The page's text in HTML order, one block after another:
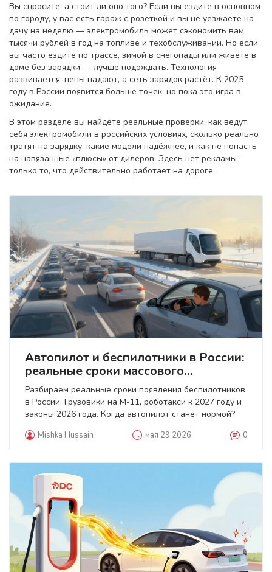
Вы спросите: а стоит ли оно того? Если вы ездите в основном
по городу, у вас есть гараж с розеткой и вы не уезжаете на
дачу на неделю — электромобиль может сэкономить вам
тысячи рублей в год на топливе и техобслуживании. Но если
вы часто ездите по трассе, зимой в снегопады или живёте в
доме без зарядки — лучше подождать. Технология
развивается, цены падают, а сеть зарядок растёт. К 2025
году в России появится больше точек, но пока это игра в
ожидание.
В этом разделе вы найдёте реальные проверки: как ведут
себя электромобили в российских условиях, сколько реально
тратят на зарядку, какие модели надёжнее, и как не попасть
на навязанные «плюсы» от дилеров. Здесь нет рекламы —
только то, что действительно работает на дороге.
Автопилот и беспилотники в России:
реальные сроки массового
появления
Разбираем реальные сроки появления беспилотников
в России. Грузовики на М-11, роботакси к 2027 году и
законы 2026 года. Когда автопилот станет нормой?
Mishka Hussain мая 29 2026 0